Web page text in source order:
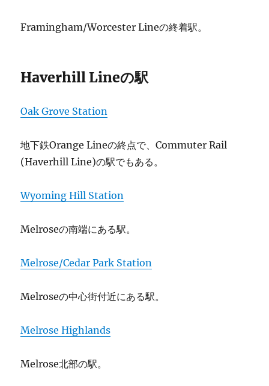
Framingham/Worcester Lineの終着駅。
Haverhill Lineの駅
Oak Grove Station
地下鉄Orange Lineの終点で、Commuter Rail
(Haverhill Line)の駅でもある。
Wyoming Hill Station
Melroseの南端にある駅。
Melrose/Cedar Park Station
Melroseの中心街付近にある駅。
Melrose Highlands
Melrose北部の駅。